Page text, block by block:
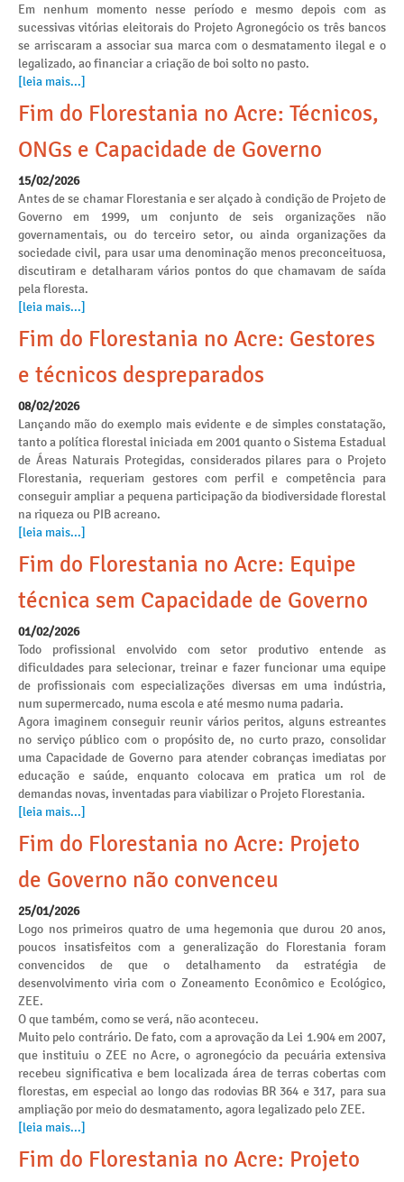
Em nenhum momento nesse período e mesmo depois com as
sucessivas vitórias eleitorais do Projeto Agronegócio os três bancos
se arriscaram a associar sua marca com o desmatamento ilegal e o
legalizado, ao financiar a criação de boi solto no pasto.
[leia mais...]
Fim do Florestania no Acre: Técnicos,
ONGs e Capacidade de Governo
15/02/2026
Antes de se chamar Florestania e ser alçado à condição de Projeto de
Governo em 1999, um conjunto de seis organizações não
governamentais, ou do terceiro setor, ou ainda organizações da
sociedade civil, para usar uma denominação menos preconceituosa,
discutiram e detalharam vários pontos do que chamavam de saída
pela floresta.
[leia mais...]
Fim do Florestania no Acre: Gestores
e técnicos despreparados
08/02/2026
Lançando mão do exemplo mais evidente e de simples constatação,
tanto a política florestal iniciada em 2001 quanto o Sistema Estadual
de Áreas Naturais Protegidas, considerados pilares para o Projeto
Florestania, requeriam gestores com perfil e competência para
conseguir ampliar a pequena participação da biodiversidade florestal
na riqueza ou PIB acreano.
[leia mais...]
Fim do Florestania no Acre: Equipe
técnica sem Capacidade de Governo
01/02/2026
Todo profissional envolvido com setor produtivo entende as
dificuldades para selecionar, treinar e fazer funcionar uma equipe
de profissionais com especializações diversas em uma indústria,
num supermercado, numa escola e até mesmo numa padaria.
Agora imaginem conseguir reunir vários peritos, alguns estreantes
no serviço público com o propósito de, no curto prazo, consolidar
uma Capacidade de Governo para atender cobranças imediatas por
educação e saúde, enquanto colocava em pratica um rol de
demandas novas, inventadas para viabilizar o Projeto Florestania.
[leia mais...]
Fim do Florestania no Acre: Projeto
de Governo não convenceu
25/01/2026
Logo nos primeiros quatro de uma hegemonia que durou 20 anos,
poucos insatisfeitos com a generalização do Florestania foram
convencidos de que o detalhamento da estratégia de
desenvolvimento viria com o Zoneamento Econômico e Ecológico,
ZEE.
O que também, como se verá, não aconteceu.
Muito pelo contrário. De fato, com a aprovação da Lei 1.904 em 2007,
que instituiu o ZEE no Acre, o agronegócio da pecuária extensiva
recebeu significativa e bem localizada área de terras cobertas com
florestas, em especial ao longo das rodovias BR 364 e 317, para sua
ampliação por meio do desmatamento, agora legalizado pelo ZEE.
[leia mais...]
Fim do Florestania no Acre: Projeto